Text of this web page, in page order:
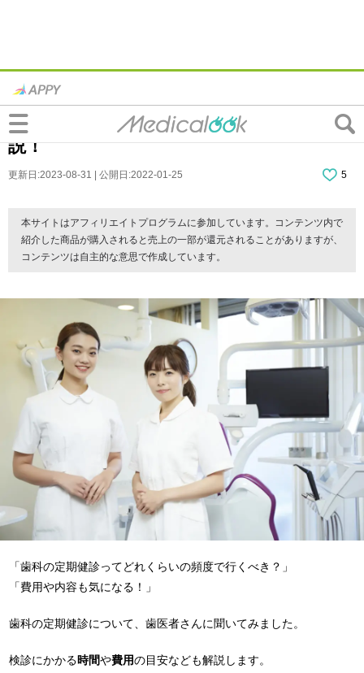
歯科定期検診マニュアル｜内容・頻度・費
用は？保険適用・医療費控除についても解
説！
更新日:2023-08-31 | 公開日:2022-01-25 5
本サイトはアフィリエイトプログラムに参加しています。コンテンツ内で
紹介した商品が購入されると売上の一部が還元されることがありますが、
コンテンツは自主的な意思で作成しています。
「歯科の定期健診ってどれくらいの頻度で行くべき？」
「費用や内容も気になる！」
歯科の定期健診について、歯医者さんに聞いてみました。
検診にかかる時間や費用の目安なども解説します。